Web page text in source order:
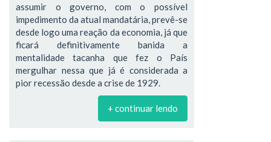
assumir o governo, com o possível
impedimento da atual mandatária, prevê-se
desde logo uma reação da economia, já que
ficará definitivamente banida a
mentalidade tacanha que fez o País
mergulhar nessa que já é considerada a
pior recessão desde a crise de 1929.
+ continuar lendo